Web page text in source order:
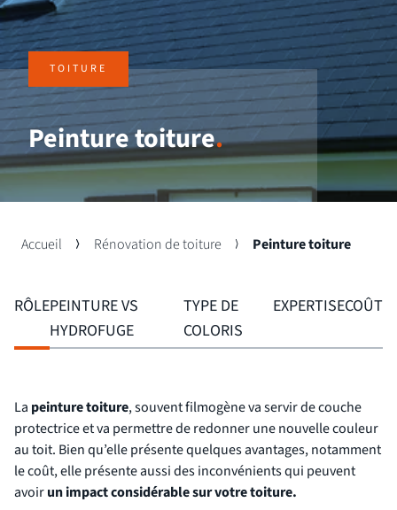
Nettoyage toiture
Aides financières
Panneaux
photovoltaïques
Isolation
Traitement
d’humidité
FAQ
TOITURE
Peinture toiture.
Accueil Rénovation de toiture Peinture toiture
RÔLEPEINTURE VS
HYDROFUGE
TYPE DE
COLORIS
EXPERTISECOÛT
La peinture toiture, souvent filmogène va servir de couche
protectrice et va permettre de redonner une nouvelle couleur
au toit. Bien qu’elle présente quelques avantages, notamment
le coût, elle présente aussi des inconvénients qui peuvent
avoirun impact considérable sur votre toiture.